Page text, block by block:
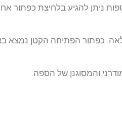
ניתן להגיע בלחיצת כפתור
כפתור הפתיחה הקטן נמצא
והמסוגנן של הספה.